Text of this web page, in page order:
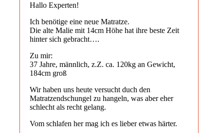
Hallo Experten!
Ich benötige eine neue Matratze.
Die alte Malie mit 14cm Höhe hat ihre beste Zeit
hinter sich gebracht….
Zu mir:
37 Jahre, männlich, z.Z. ca. 120kg an Gewicht,
184cm groß
Wir haben uns heute versucht duch den
Matratzendschungel zu hangeln, was aber eher
schlecht als recht gelang.
Vom schlafen her mag ich es lieber etwas härter.